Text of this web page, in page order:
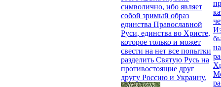
символично, ибо являет
собой зримый образ
единства Православной
Руси, единства во Христе,
которое только и может
свести на нет все попытки
разделить Святую Русь на
противостоящие друг
другу Россию и Украину.